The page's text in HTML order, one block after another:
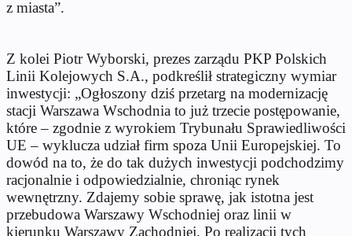
z miasta”.
Z kolei Piotr Wyborski, prezes zarządu PKP Polskich
Linii Kolejowych S.A., podkreślił strategiczny wymiar
inwestycji: „Ogłoszony dziś przetarg na modernizację
stacji Warszawa Wschodnia to już trzecie postępowanie,
które – zgodnie z wyrokiem Trybunału Sprawiedliwości
UE – wyklucza udział firm spoza Unii Europejskiej. To
dowód na to, że do tak dużych inwestycji podchodzimy
racjonalnie i odpowiedzialnie, chroniąc rynek
wewnętrzny. Zdajemy sobie sprawę, jak istotna jest
przebudowa Warszawy Wschodniej oraz linii w
kierunku Warszawy Zachodniej. Po realizacji tych